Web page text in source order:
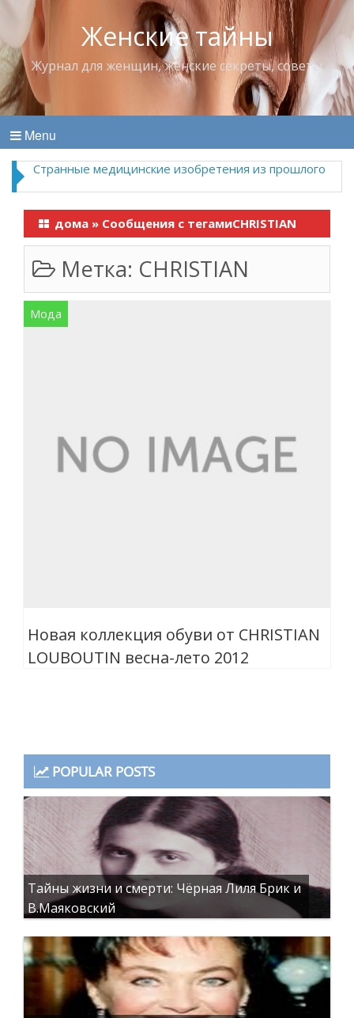
Женские тайны
Журнал для женщин, женские секреты, советы
Menu
Странные медицинские изобретения из прошлого
дома » Сообщения с тегамиCHRISTIAN
Метка: CHRISTIAN
Мода
Новая коллекция обуви от CHRISTIAN
LOUBOUTIN весна-лето 2012
POPULAR POSTS
Тайны жизни и смерти: Чёрная Лиля Брик и
В.Маяковский